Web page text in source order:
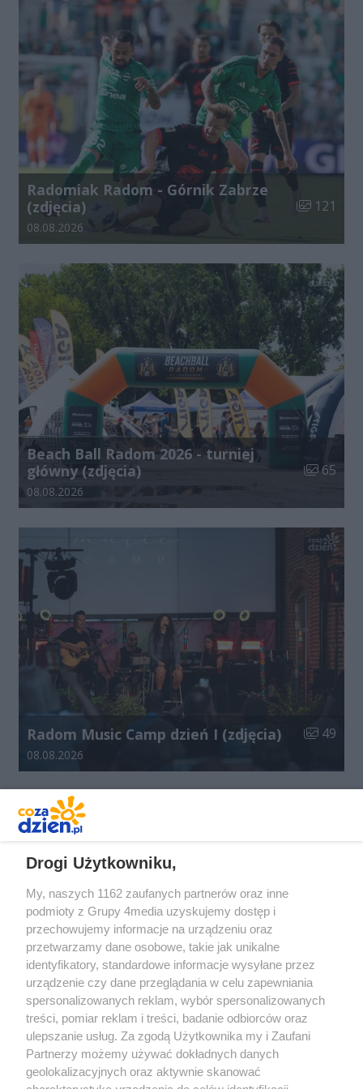
Radomiak Radom - Górnik Zabrze
(zdjęcia)
Liczba
121
Data dodania galerii:
08.08.2026
Beach Ball Radom 2026 - turniej
główny (zdjęcia)
Liczba
65
Data dodania galerii:
08.08.2026
Radom Music Camp dzień I (zdjęcia) Liczba
49
Data dodania galerii:
08.08.2026
Redakcja Reklama Prywatność
Praca Łódź
the:protocol
Drogi Użytkowniku,
My, naszych 1162 zaufanych partnerów oraz inne
podmioty z Grupy 4media uzyskujemy dostęp i
przechowujemy informacje na urządzeniu oraz
przetwarzamy dane osobowe, takie jak unikalne
identyfikatory, standardowe informacje wysyłane przez
urządzenie czy dane przeglądania w celu zapewniania
spersonalizowanych reklam, wybór spersonalizowanych
treści, pomiar reklam i treści, badanie odbiorców oraz
ulepszanie usług. Za zgodą Użytkownika my i Zaufani
Partnerzy możemy używać dokładnych danych
geolokalizacyjnych oraz aktywnie skanować